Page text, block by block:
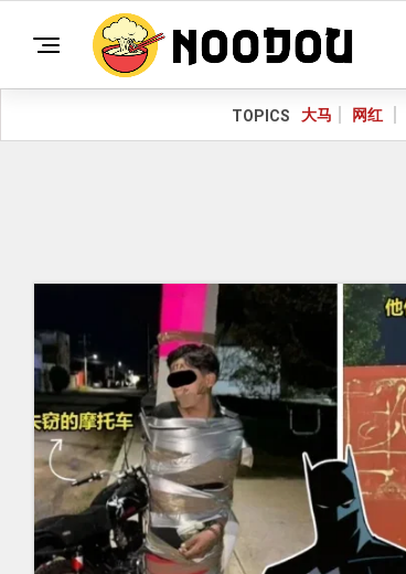
TOPICS 大马 网红